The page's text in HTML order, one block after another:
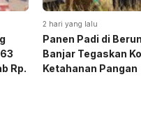
Rp.
2 hari yang lalu
Panen Padi di
Banjar Tegaskan
Ketahanan Pangan